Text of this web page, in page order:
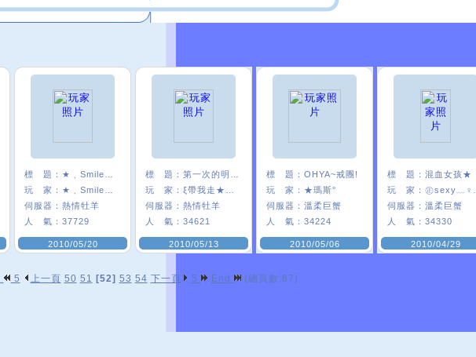
標 題：
玩 家：
伺服器： 熱情牡羊
人 氣： 37729
2010/05/20
標 題：
玩 家：
伺服器： 熱情牡羊
人 氣： 34621
2010/05/13
標 題： OHYA~戒團!
玩 家： ★瑪斯°
伺服器： 溫柔巨蟹
人 氣： 34224
2010/05/06
標 題： 混血女孩★
玩 家：
伺服器： 溫柔巨蟹
人 氣： 34330
2010/04/29
5 上一頁 50 51 [52] 53 54 下一頁 5 End (總頁數:67)